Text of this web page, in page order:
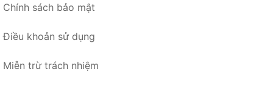
Chính sách bảo mật
Điều khoản sử dụng
Miễn trừ trách nhiệm